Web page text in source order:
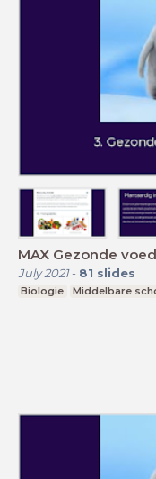
MAX Gezonde
July 2021- 81 slides
Biologie Middelbare